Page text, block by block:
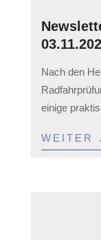
03-
08
Nach den
einige
WEITER